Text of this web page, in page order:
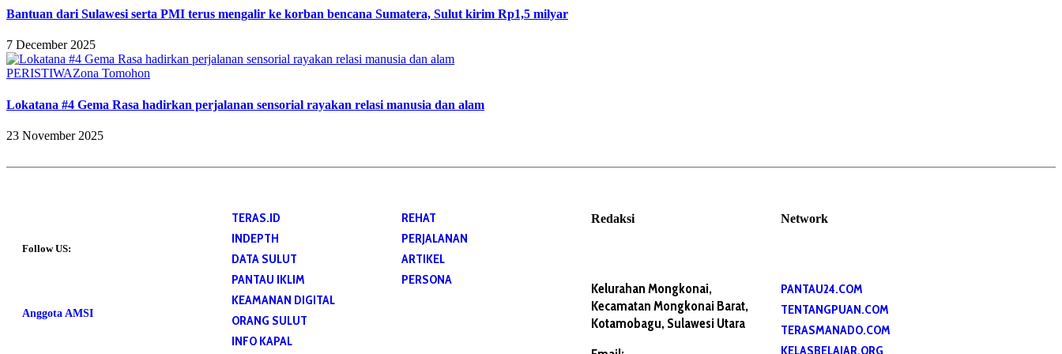
Bantuan dari Sulawesi serta PMI terus mengalir ke korban bencana Sumatera, Sulut kirim Rp1,5 milyar
7 December 2025
PERISTIWAZona Tomohon
Lokatana #4 Gema Rasa hadirkan perjalanan sensorial rayakan relasi manusia dan alam
23 November 2025
Follow US:
Anggota AMSI
TERAS.ID
INDEPTH
DATA SULUT
PANTAU IKLIM
KEAMANAN DIGITAL
ORANG SULUT
INFO KAPAL
REHAT
PERJALANAN
ARTIKEL
PERSONA
Redaksi
Kelurahan Mongkonai,
Kecamatan Mongkonai Barat,
Kotamobagu, Sulawesi Utara
Network
PANTAU24.COM
TENTANGPUAN.COM
TERASMANADO.COM
KELASBELAJAR.ORG